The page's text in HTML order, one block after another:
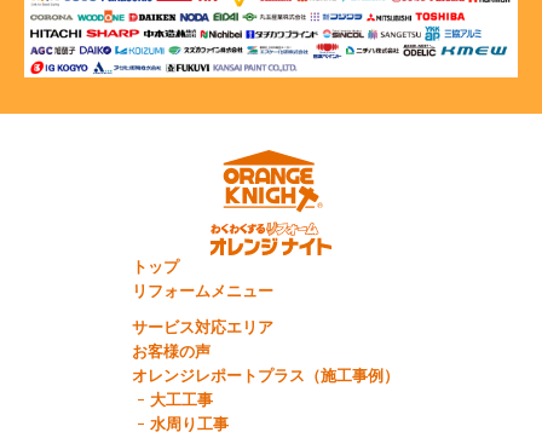
トップ
リフォームメニュー
サービス対応エリア
お客様の声
オレンジレポートプラス（施工事例）
大工工事
水周り工事